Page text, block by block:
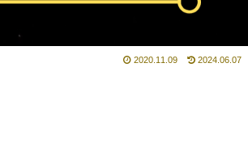
2020.11.09 2024.06.07